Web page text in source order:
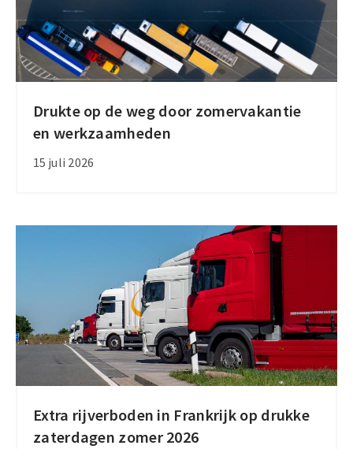
augustus
Drukte op de weg door zomervakantie
en werkzaamheden
15 juli 2026
Drukte
op
de
zomervakantie
Extra rijverboden in Frankrijk op drukke
zaterdagen zomer 2026
Extra
rijverboden